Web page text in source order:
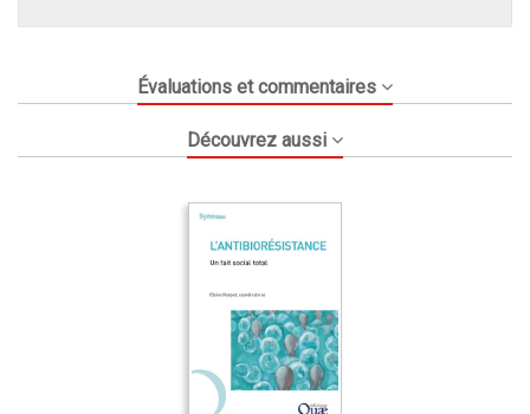
Évaluations et commentaires
Découvrez aussi